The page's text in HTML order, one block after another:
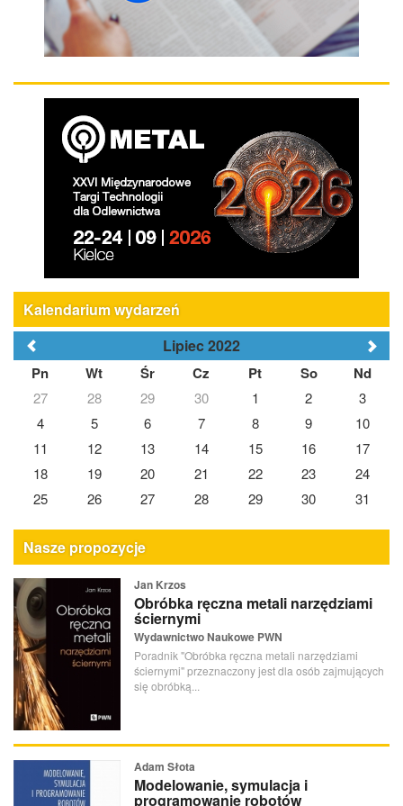
Kalendarium wydarzeń
Lipiec 2022
Pn Wt Śr Cz Pt So Nd
27 28 29 30 1 2
3
4
5 6 7 8 9
10
11
12 13 14 15 16
17
18
19 20 21 22 23
24
25
26 27 28 29 30 31
Nasze propozycje
Jan Krzos
Obróbka ręczna metali narzędziami
ściernymi
Wydawnictwo Naukowe PWN
Poradnik "Obróbka ręczna metali narzędziami
ściernymi" przeznaczony jest dla osób zajmujących
się obróbką...
Adam Słota
Modelowanie, symulacja i
programowanie robotów